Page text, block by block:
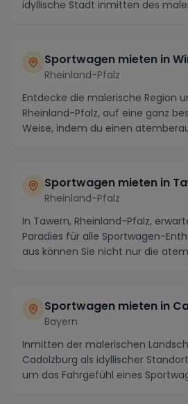
idyllische Stadt inmitten des
Sportwagen mieten in
Rheinland-Pfalz
Entdecke die malerische Region
Rheinland-Pfalz, auf eine ganz
Weise, indem du einen
Sportwagen mieten in
Rheinland-Pfalz
In Tawern, Rheinland-Pfalz,
Paradies für alle Sportwagen-
aus können Sie nicht nur die
Sportwagen mieten in
Bayern
Inmitten der malerischen
Cadolzburg als idyllischer
um das Fahrgefühl eines